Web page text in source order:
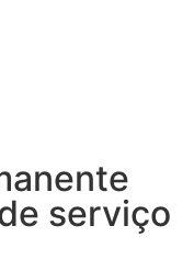
serviço